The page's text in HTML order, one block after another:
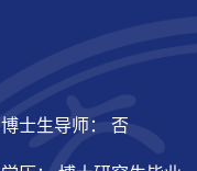
博士生导师： 否